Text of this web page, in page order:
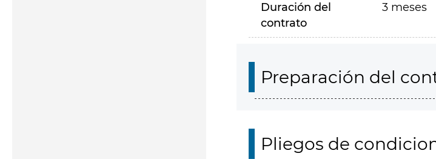
Duración del
contrato
3 meses
Preparación del
Pliegos de